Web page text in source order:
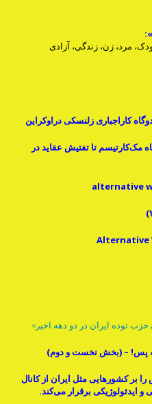
مرد، زن، زندگی، آزادی
کاراجباری زلنسکی دراوکراین
مک‌کارتیسم تا تفتیش عقاید در
alternative
Alternative
توده ایران در دو دهه اخیر»
پس! – (بخش نخست و دوم)
بر کشورهایی مثل ایران از کانال
ایدئولوژیکی برقرار می‌کند.